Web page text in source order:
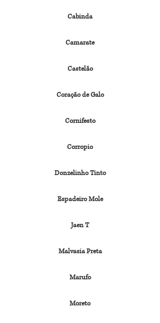
Cabinda
Camarate
Castelão
Coração de Galo
Cornifesto
Corropio
Donzelinho Tinto
Espadeiro Mole
Jaen T
Malvasia Preta
Marufo
Moreto